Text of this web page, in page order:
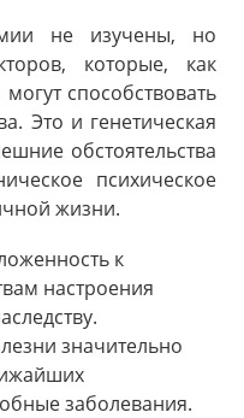
не изучены, но
которые, как
способствовать
Это и генетическая
обстоятельства
психическое
жизни.
к
настроения
значительно
заболевания.